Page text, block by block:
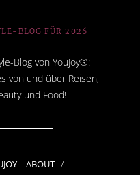
BLOG FÜR 2026
Blog von YouJoy®:
von und über Reisen,
und Food!
– ABOUT